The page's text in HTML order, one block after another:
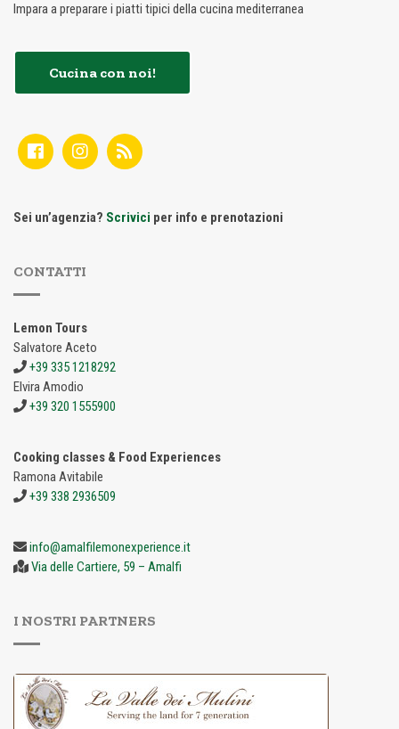
Impara a preparare i piatti tipici della cucina mediterranea
Cucina con noi!
Sei un’agenzia? Scrivici per info e prenotazioni
CONTATTI
Lemon Tours
Salvatore Aceto
+39 335 1218292
Elvira Amodio
+39 320 1555900
Cooking classes & Food Experiences
Ramona Avitabile
+39 338 2936509
info@amalfilemonexperience.it
Via delle Cartiere, 59 – Amalfi
I NOSTRI PARTNERS